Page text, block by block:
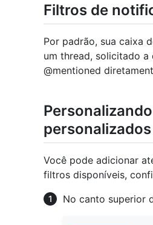
Filtros de
Por padrão, sua caixa
um thread, solicitado a
@mentioned
personalizados
Você pode adicionar
filtros disponíveis,
No canto superior